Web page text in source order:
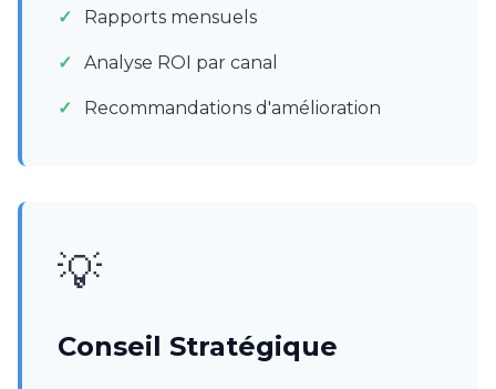
Rapports mensuels
Analyse ROI par canal
Recommandations d'amélioration
💡
Conseil Stratégique